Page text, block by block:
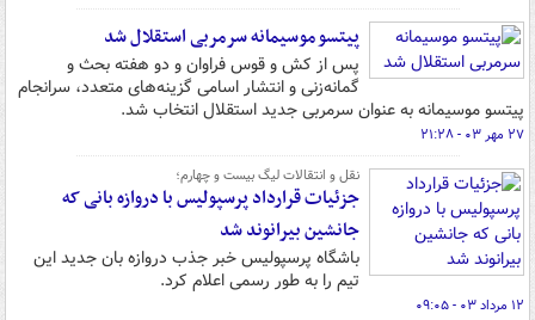
پیتسو موسیمانه سرمربی استقلال شد
پس از کش و قوس فراوان و دو هفته بحث و
گمانه‌زنی و انتشار اسامی گزینه‌های متعدد، سرانجام
پیتسو موسیمانه به عنوان سرمربی جدید استقلال انتخاب شد.
۲۷ مهر ۰۳ - ۲۱:۲۸
نقل و انتقالات لیگ بیست و چهارم؛
جزئیات قرارداد پرسپولیس با دروازه بانی که
جانشین بیرانوند شد
باشگاه پرسپولیس خبر جذب دروازه بان جدید این
تیم را به طور رسمی اعلام کرد.
۱۲ مرداد ۰۳ - ۰۹:۰۵